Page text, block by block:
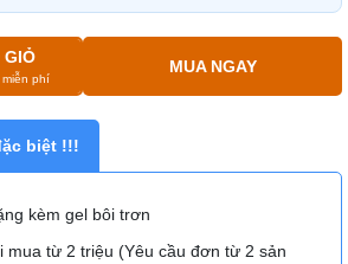
GIỎ
phí
MUA NGAY
biệt !!!
kèm gel bôi trơn
mua từ 2 triệu (Yêu cầu đơn từ 2 sản